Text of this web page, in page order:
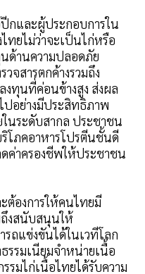
กและผู้ประกอบการใน
ทยไม่ว่าจะเป็นไก่หรือ
ด้านความปลอดภัย
จสารตกค้างรวมถึง
งทุนที่ค่อนข้างสูง ส่งผล
ปอย่างมีประสิทธิภาพ
นระดับสากล ประชาชน
โภคอาหารโปรตีนชั้นดี
ค่าครองชีพให้ประชาชน
ต้องการให้คนไทยมี
งสนับสนุนให้
รถแข่งขันได้ในเวทีโลก
รรมเนียมจำหน่ายเนื้อ
รมไก่เนื้อไทยได้รับความ